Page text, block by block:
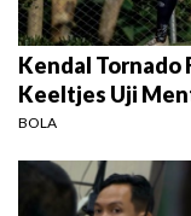
Kendal Tornado
Keeltjes Uji
BOLA